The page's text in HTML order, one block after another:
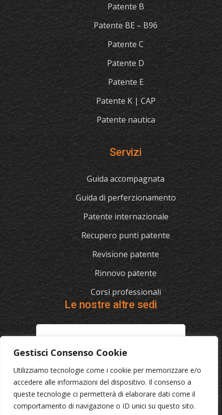
Gestisci Consenso Cookie
Utilizziamo tecnologie come i cookie per memorizzare e/o
accedere alle informazioni del dispositivo. Il consenso a
queste tecnologie ci permetterà di elaborare dati come il
comportamento di navigazione o ID unici su questo sito.
Patente B
Patente BE – B96
Patente C
Patente D
Patente E
Patente K | CAP
Patente nautica
Servizi
Guida accompagnata
Guida di perferzionamento
Patente internazionale
Recupero punti patente
Revisione patente
Rinnovo patente
Corsi professionali
Le nostre altre sedi
Via Cagliari 129, 09012 Capoterra (Ca)
© 2023 L'Autoscuola • Partita IVA: 04046040921 •Privacy